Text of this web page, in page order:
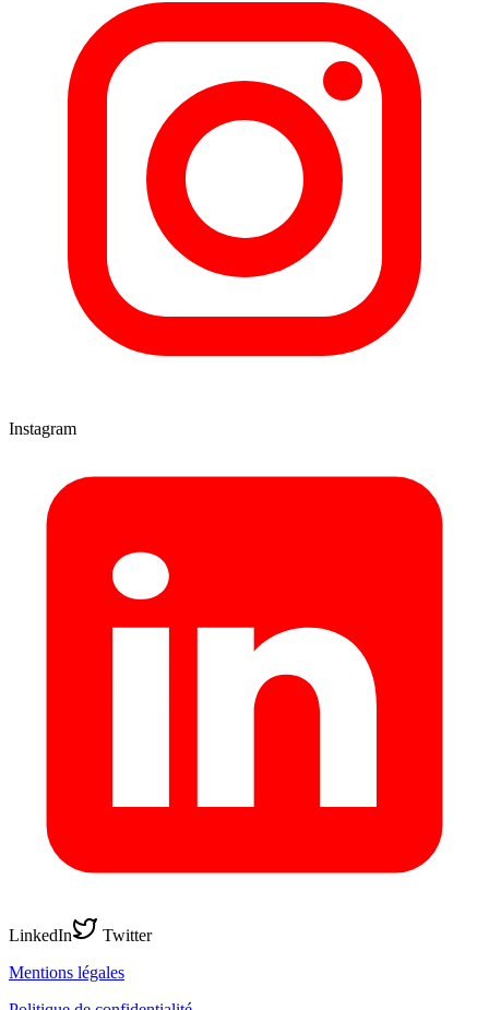
Instagram
LinkedIn
Twitter
Mentions légales